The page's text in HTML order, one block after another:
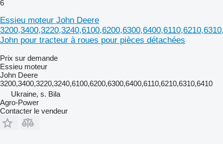
6
Essieu moteur John Deere
John pour tracteur à roues pour pièces détachées
Prix sur demande
Essieu moteur
John Deere
3200,3400,3220,3240,6100,6200,6300,6400,6110,6210,6310,6410
Ukraine, s. Bila
Agro-Power
Contacter le vendeur